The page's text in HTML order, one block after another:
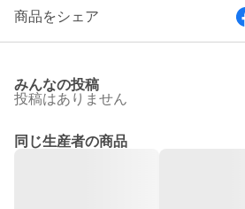
商品をシェア
みんなの投稿
投稿はありません
同じ生産者の商品